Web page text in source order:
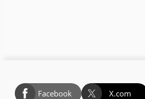
Facebook X.com